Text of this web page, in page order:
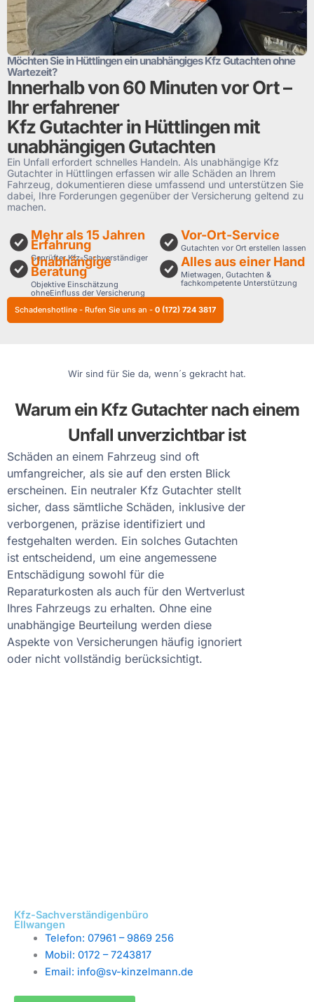
Möchten Sie in Hüttlingen ein unabhängiges Kfz Gutachten ohne
Wartezeit?
Innerhalb von 60 Minuten vor Ort –
Ihr erfahrener
Kfz Gutachter in Hüttlingen mit
unabhängigen Gutachten
Ein Unfall erfordert schnelles Handeln. Als unabhängige Kfz
Gutachter in Hüttlingen erfassen wir alle Schäden an Ihrem
Fahrzeug, dokumentieren diese umfassend und unterstützen Sie
dabei, Ihre Forderungen gegenüber der Versicherung geltend zu
machen.
Mehr als 15 Jahren
Erfahrung
Geprüfter Kfz-Sachverständiger
Vor-Ort-Service
Gutachten vor Ort erstellen lassen
Unabhängige
Beratung
Objektive Einschätzung
ohneEinfluss der Versicherung
Alles aus einer Hand
Mietwagen, Gutachten &
fachkompetente Unterstützung
Schadenshotline - Rufen Sie uns an - 0 (172) 724 3817
Wir sind für Sie da, wenn´s gekracht hat.
Warum ein Kfz Gutachter nach einem
Unfall unverzichtbar ist
Schäden an einem Fahrzeug sind oft
umfangreicher, als sie auf den ersten Blick
erscheinen. Ein neutraler Kfz Gutachter stellt
sicher, dass sämtliche Schäden, inklusive der
verborgenen, präzise identifiziert und
festgehalten werden. Ein solches Gutachten
ist entscheidend, um eine angemessene
Entschädigung sowohl für die
Reparaturkosten als auch für den Wertverlust
Ihres Fahrzeugs zu erhalten. Ohne eine
unabhängige Beurteilung werden diese
Aspekte von Versicherungen häufig ignoriert
oder nicht vollständig berücksichtigt.
Kfz-Sachverständigenbüro
Ellwangen
Telefon: 07961 – 9869 256
Mobil: 0172 – 7243817
Email: info@sv-kinzelmann.de